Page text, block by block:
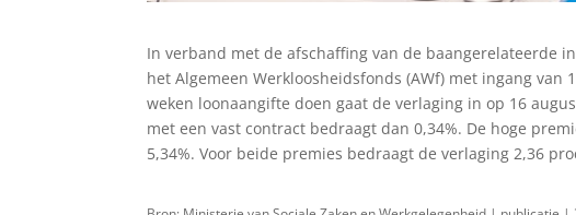
In verband met de afschaffing van de baangerelateerde
het Algemeen Werkloosheidsfonds (AWf) met ingang
weken loonaangifte doen gaat de verlaging in op 16
met een vast contract bedraagt dan 0,34%. De hoge
5,34%. Voor beide premies bedraagt de verlaging 2,36